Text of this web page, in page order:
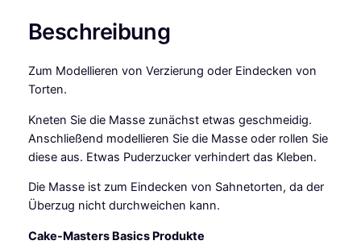
e
l
i
r
-
S
c
h
k
Beschreibung
Zum Modellieren von Verzierung oder Eindecken von
Torten.
Kneten Sie die Masse zunächst etwas geschmeidig.
Anschließend modellieren Sie die Masse oder rollen Sie
diese aus. Etwas Puderzucker verhindert das Kleben.
Die Masse ist zum Eindecken von Sahnetorten, da der
Überzug nicht durchweichen kann.
Cake-Masters Basics Produkte